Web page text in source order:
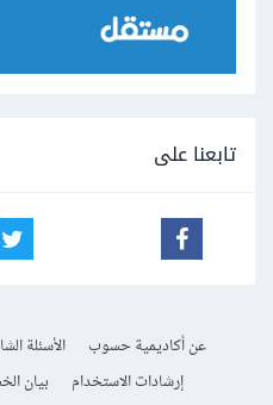
تابعنا على
عن أكاديمية حسوب الأسئلة
إرشادات الاستخدام
بيان